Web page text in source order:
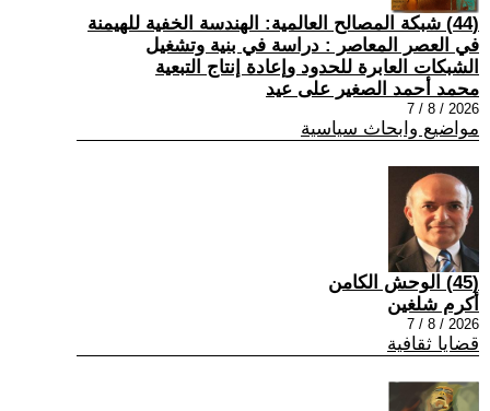
(44) شبكة المصالح العالمية: الهندسة الخفية للهيمنة
في العصر المعاصر : دراسة في بنية وتشغيل
الشبكات العابرة للحدود وإعادة إنتاج التبعية
محمد أحمد الصغير على عيد
2026 / 8 / 7
مواضيع وابحاث سياسية
(45) الوحش الكامن
أكرم شلغين
2026 / 8 / 7
قضايا ثقافية